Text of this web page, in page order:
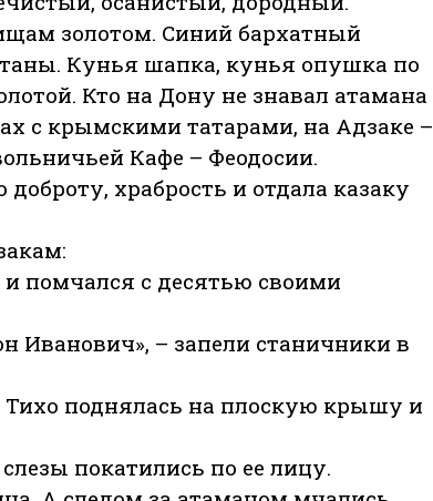
золотом. Синий бархатный
Кунья шапка, кунья опушка по
Кто на Дону не знавал атамана
с крымскими татарами, на Адзаке –
Кафе – Феодосии.
храбрость и отдала казаку
помчался с десятью своими
Иванович», – запели станичники в
поднялась на плоскую крышу и
покатились по ее лицу.